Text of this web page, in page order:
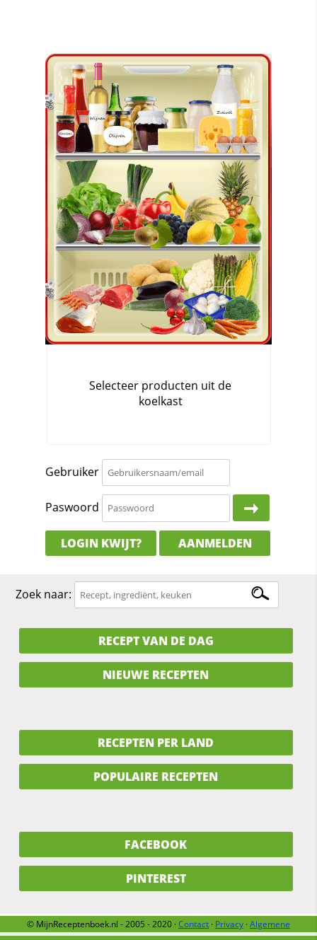
Gebruiker
Paswoord
LOGIN KWIJT? AANMELDEN
Zoek naar:
RECEPT VAN DE DAG
NIEUWE RECEPTEN
RECEPTEN PER LAND
POPULAIRE RECEPTEN
FACEBOOK
PINTEREST
© MijnReceptenboek.nl - 2005 - 2020 ·Contact · Privacy ·Algemene